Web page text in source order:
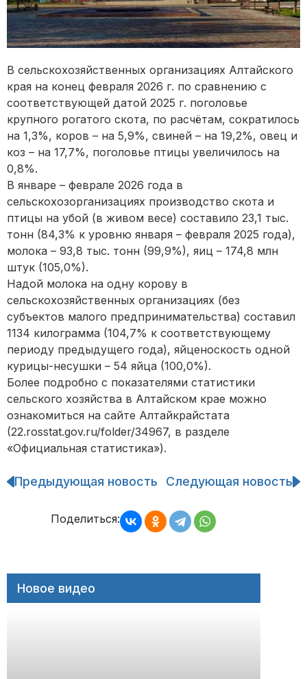
В сельскохозяйственных организациях Алтайского
края на конец февраля 2026 г. по сравнению с
соответствующей датой 2025 г. поголовье
крупного рогатого скота, по расчётам, сократилось
на 1,3%, коров – на 5,9%, свиней – на 19,2%, овец и
коз – на 17,7%, поголовье птицы увеличилось на
0,8%.
В январе – феврале 2026 года в
сельскохозорганизациях производство скота и
птицы на убой (в живом весе) составило 23,1 тыс.
тонн (84,3% к уровню января – февраля 2025 года),
молока – 93,8 тыс. тонн (99,9%), яиц – 174,8 млн
штук (105,0%).
Надой молока на одну корову в
сельскохозяйственных организациях (без
субъектов малого предпринимательства) составил
1134 килограмма (104,7% к соответствующему
периоду предыдущего года), яйценоскость одной
курицы-несушки – 54 яйца (100,0%).
Более подробно с показателями статистики
сельского хозяйства в Алтайском крае можно
ознакомиться на сайте Алтайкрайстата
(22.rosstat.gov.ru/folder/34967, в разделе
«Официальная статистика»).
Навигация
записям
Предыдующая новость Следующая новость
Поделиться:
Новое видео